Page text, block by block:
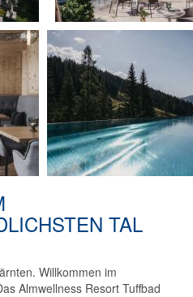
TAL
Willkommen im
Almwellness Resort Tuffbad